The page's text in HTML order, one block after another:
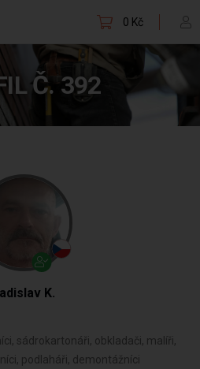
0 Kč
Č. 392
K.
sádrokartonáři, obkladači, malíři,
podlaháři, demontážníci